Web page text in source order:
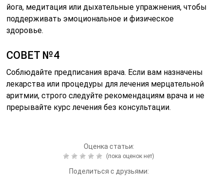
йога, медитация или дыхательные упражнения, чтобы
поддерживать эмоциональное и физическое
здоровье.
СОВЕТ №4
Соблюдайте предписания врача. Если вам назначены
лекарства или процедуры для лечения мерцательной
аритмии, строго следуйте рекомендациям врача и не
прерывайте курс лечения без консультации.
Оценка статьи:
(пока оценок нет)
Поделиться с друзьями: